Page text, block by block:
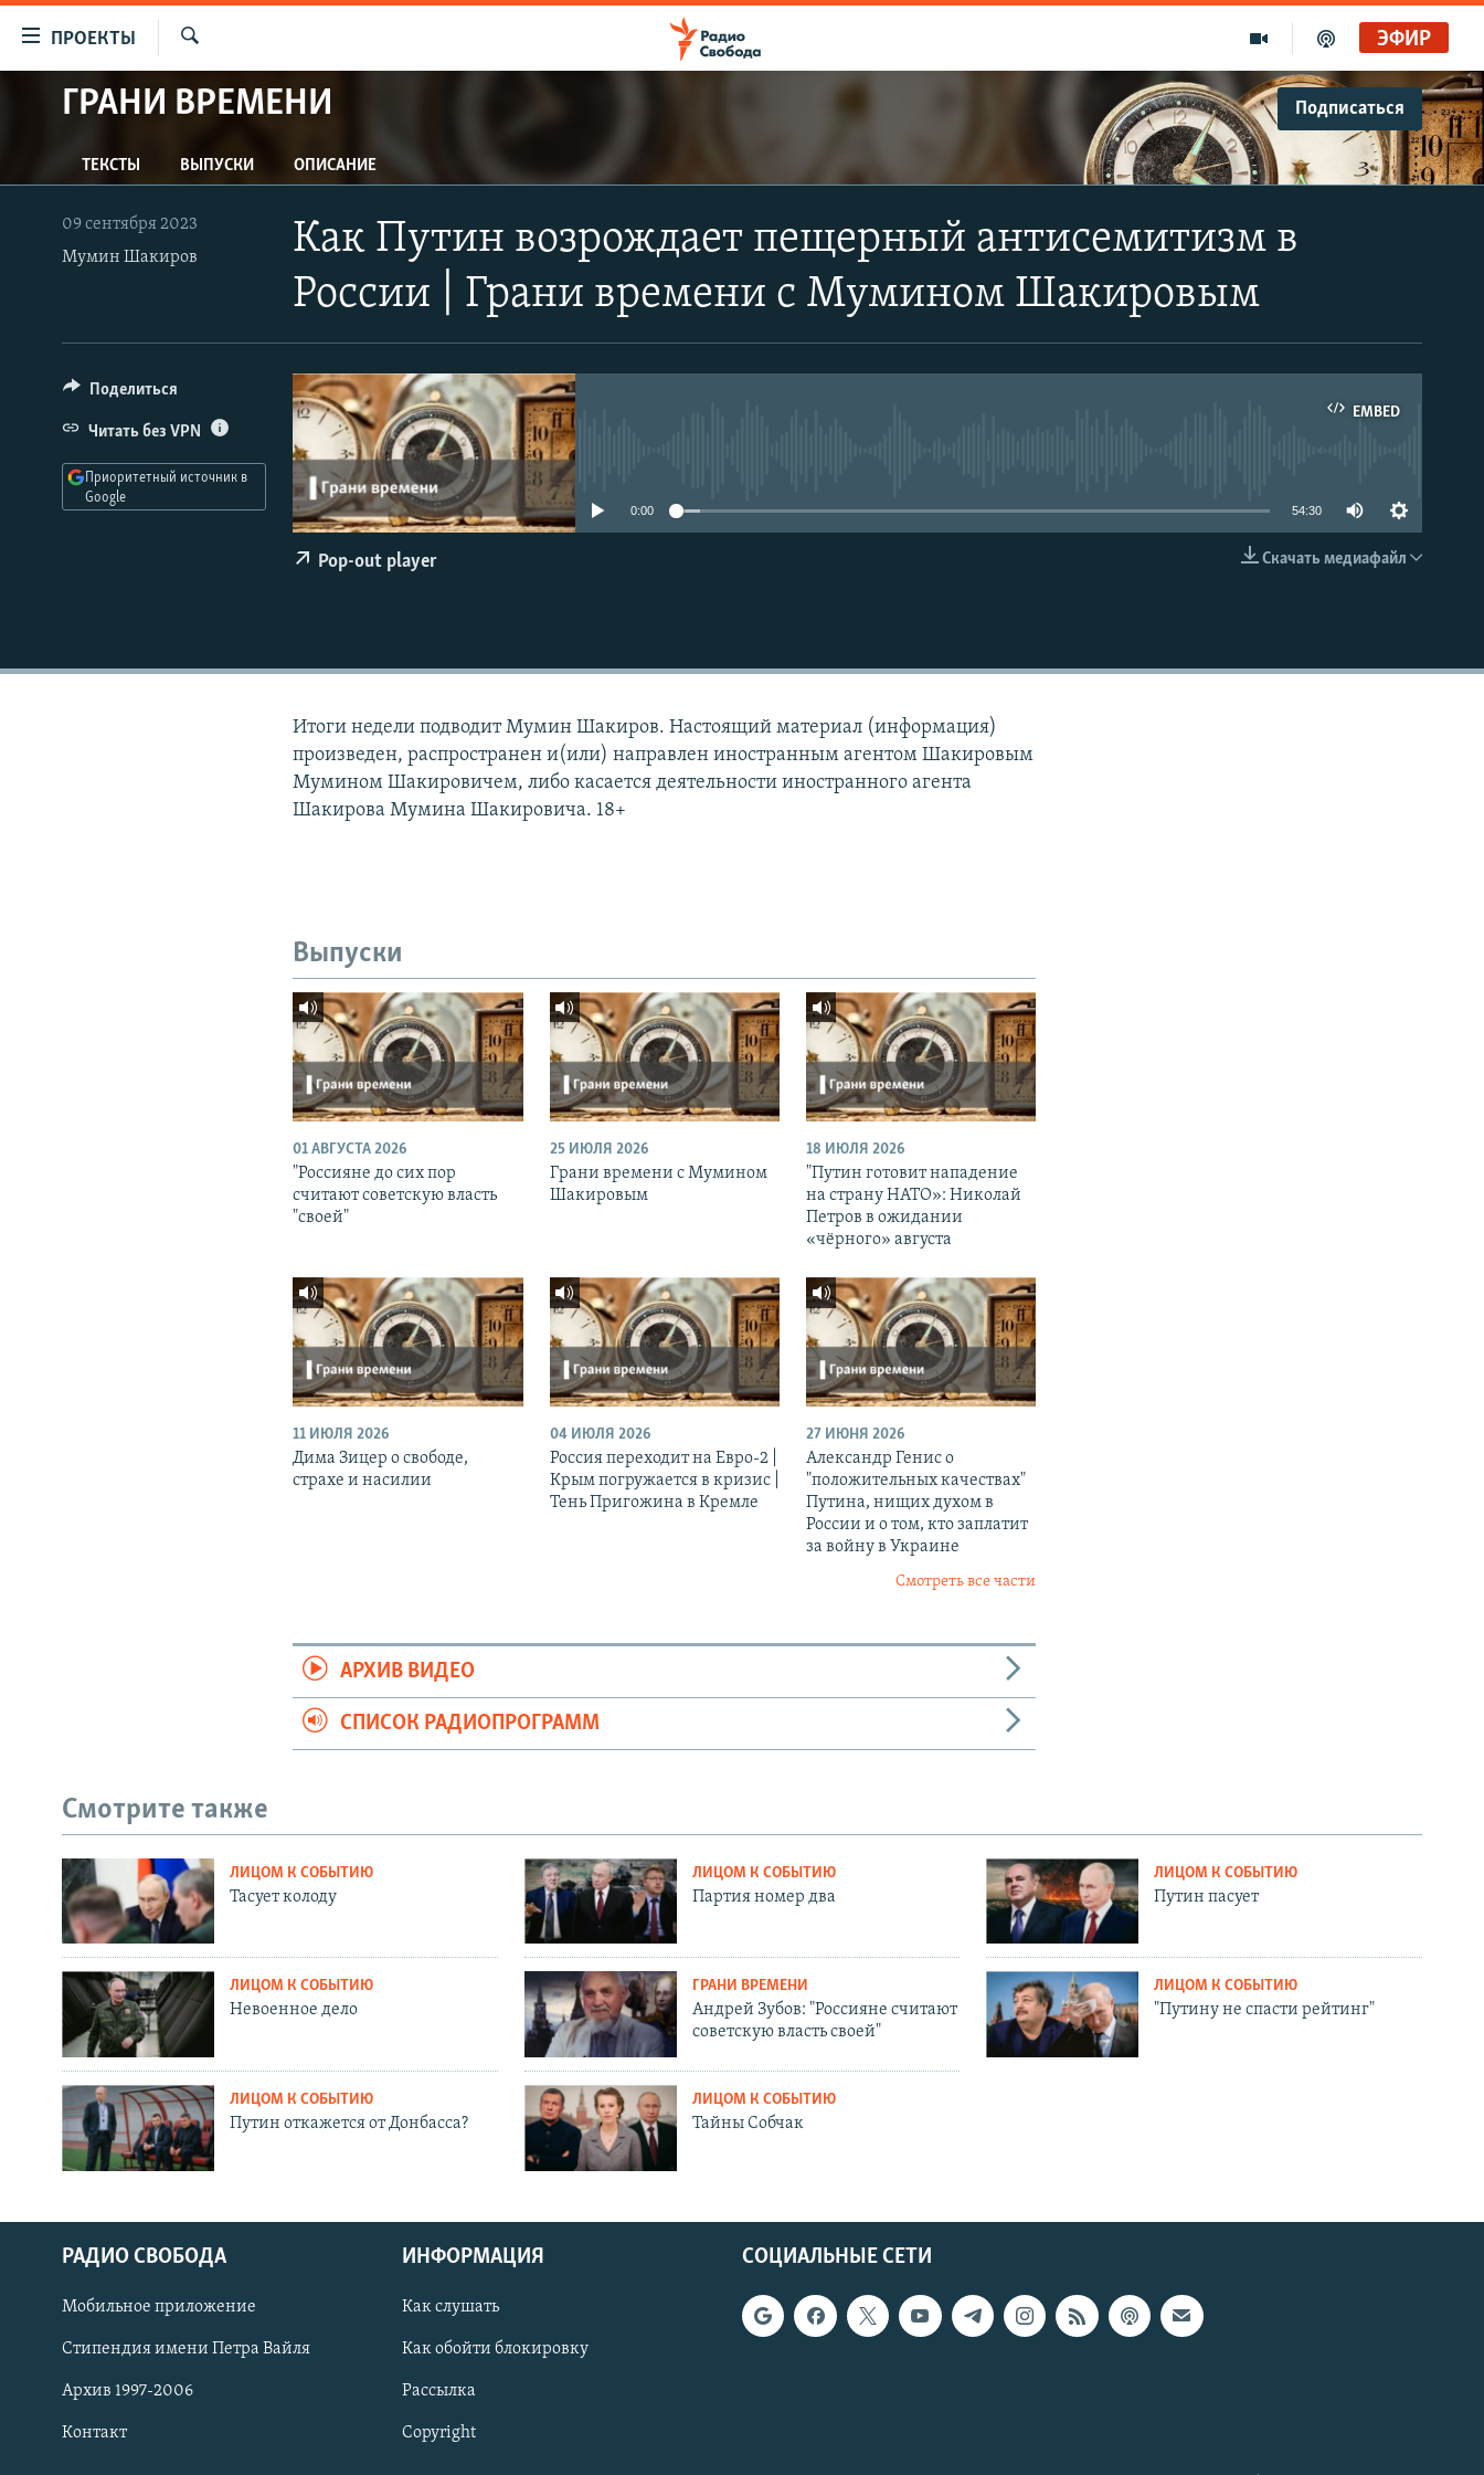
упрощенного
Вернуться
к
основному
содержанию
Вернутся
Вернутся
ПРОЕКТЫ
ПРОГРАММЫ
АВТОРСКИЕ ПРОЕКТЫ
ЦИТАТЫ СВОБОДЫ
МНЕНИЯ
IDEL.РЕАЛИИ
КАВКАЗ.РЕАЛИИ
СЕВЕР.РЕАЛИИ
СИБИРЬ.РЕАЛИИ
РАСПИСАНИЕ ВЕЩАНИЯ
СОЦИАЛЬНЫЕ СЕТИ
ЭФИР
ГРАНИ ВРЕМЕНИ Подписаться
ТЕКСТЫ ВЫПУСКИ ОПИСАНИЕ
Как Путин возрождает пещерный антисемитизм в
России | Грани времени с Мумином Шакировым
09 сентября 2023
Мумин Шакиров
EMBED
EMBED
0:00 54:30
Скачать медиафайл
Pop-out player
Поделиться
Читать без VPN
Приоритетный источник в
Google
Итоги недели подводит Мумин Шакиров. Настоящий материал (информация)
произведен, распространен и(или) направлен иностранным агентом Шакировым
Мумином Шакировичем, либо касается деятельности иностранного агента
Шакирова Мумина Шакировича. 18+
Выпуски
01 АВГУСТА 2026
"Россияне до сих пор
считают советскую власть
"своей"
25 ИЮЛЯ 2026
Грани времени с Мумином
Шакировым
18 ИЮЛЯ 2026
"Путин готовит нападение
на страну НАТО»: Николай
Петров в ожидании
«чёрного» августа
11 ИЮЛЯ 2026
Дима Зицер о свободе,
страхе и насилии
04 ИЮЛЯ 2026
Россия переходит на Евро-2 |
Крым погружается в кризис |
Тень Пригожина в Кремле
27 ИЮНЯ 2026
Александр Генис о
"положительных качествах"
Путина, нищих духом в
России и о том, кто заплатит
за войну в Украине
Смотреть все части
АРХИВ ВИДЕО
СПИСОК РАДИОПРОГРАММ
Смотрите также
ЛИЦОМ К СОБЫТИЮ
Тасует колоду
ЛИЦОМ К СОБЫТИЮ
Партия номер два
ЛИЦОМ К СОБЫТИЮ
Путин пасует
ЛИЦОМ К СОБЫТИЮ
Невоенное дело
ГРАНИ ВРЕМЕНИ
Андрей Зубов: "Россияне считают
советскую власть своей"
ЛИЦОМ К СОБЫТИЮ
"Путину не спасти рейтинг"
ЛИЦОМ К СОБЫТИЮ
Путин откажется от Донбасса?
ЛИЦОМ К СОБЫТИЮ
Тайны Собчак
СОЦИАЛЬНЫЕ СЕТИ
РАДИО СВОБОДА
Мобильное приложение
Стипендия имени Петра Вайля
Архив 1997-2006
Контакт
ИНФОРМАЦИЯ
Как слушать
Как обойти блокировку
Рассылка
Copyright